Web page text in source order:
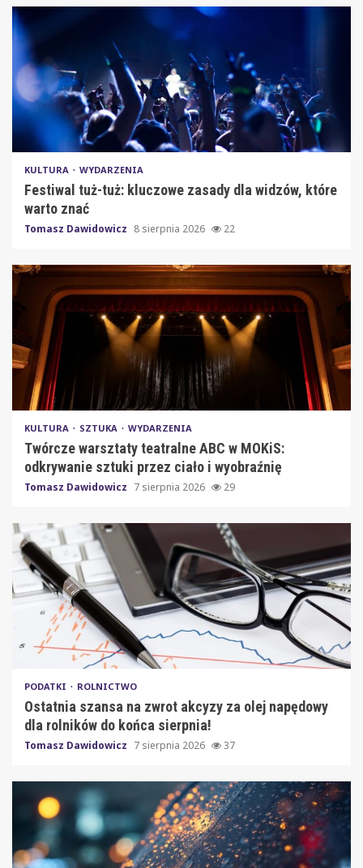
KULTURA WYDARZENIA
Festiwal tuż-tuż: kluczowe zasady dla widzów, które
warto znać
Tomasz Dawidowicz 8 sierpnia 2026 22
KULTURA SZTUKA WYDARZENIA
Twórcze warsztaty teatralne ABC w MOKiS:
odkrywanie sztuki przez ciało i wyobraźnię
Tomasz Dawidowicz 7 sierpnia 2026 29
PODATKI ROLNICTWO
Ostatnia szansa na zwrot akcyzy za olej napędowy
dla rolników do końca sierpnia!
Tomasz Dawidowicz 7 sierpnia 2026 37